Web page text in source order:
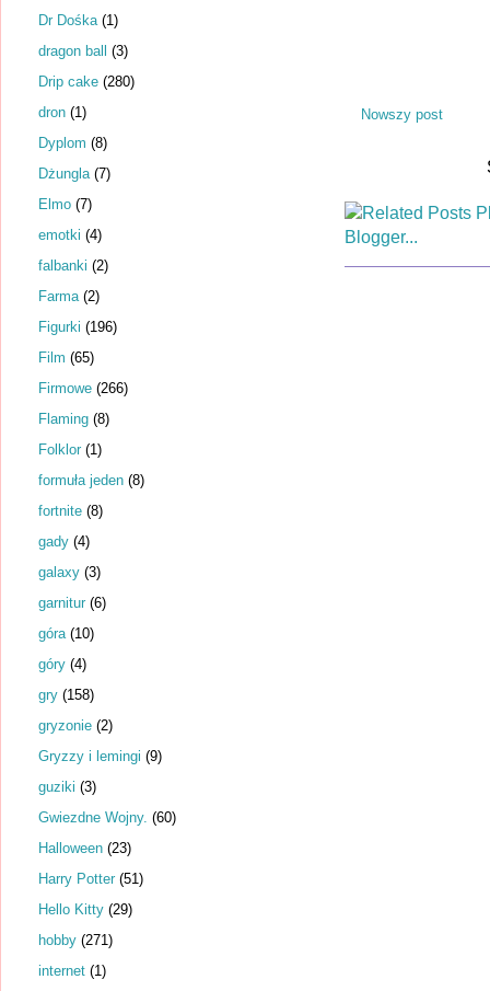
Nowszy post
Dr Dośka (1)
dragon ball (3)
Drip cake (280)
dron (1)
Dyplom (8)
Dżungla (7)
Elmo (7)
emotki (4)
falbanki (2)
Farma (2)
Figurki (196)
Film (65)
Firmowe (266)
Flaming (8)
Folklor (1)
formuła jeden (8)
fortnite (8)
gady (4)
galaxy (3)
garnitur (6)
góra (10)
góry (4)
gry (158)
gryzonie (2)
Gryzzy i lemingi (9)
guziki (3)
Gwiezdne Wojny. (60)
Halloween (23)
Harry Potter (51)
Hello Kitty (29)
hobby (271)
internet (1)